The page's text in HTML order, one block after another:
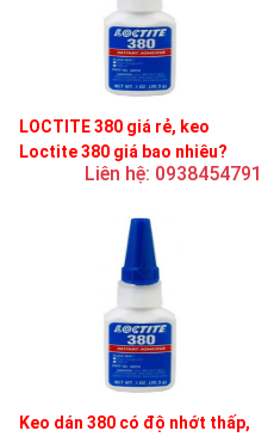
LOCTITE 380 giá rẻ, keo
Loctite 380 giá bao nhiêu?
Liên hệ: 0938454791
Keo dán 380 có độ nhớt thấp,